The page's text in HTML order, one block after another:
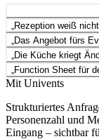
Rezeption weiß
Das Angebot fürs
Die Küche kriegt
Function Sheet für
Mit Univents
Strukturiertes
Personenzahl und
Eingang – sichtbar